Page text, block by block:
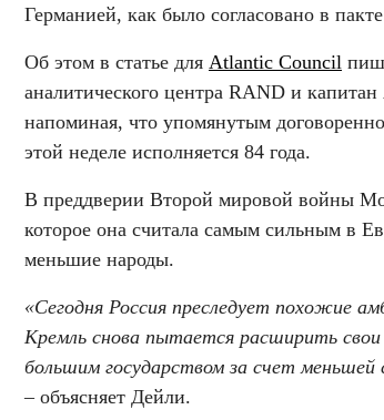
Германией, как было согласовано в
Об этом в статье для Atlantic Council
аналитического центра RAND и
напоминая, что упомянутым
этой неделе исполняется 84 года.
В преддверии Второй мировой войны
которое она считала самым сильным в
меньшие народы.
«Сегодня Россия преследует похожие
Кремль снова пытается расширить
большим государством за счет
– объясняет Дейли.